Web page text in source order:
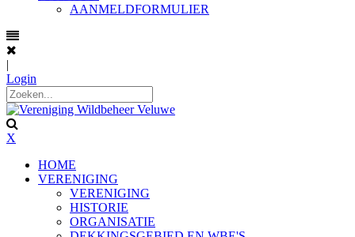
AANMELDFORMULIER
|
Login
X
HOME
VERENIGING
VERENIGING
HISTORIE
ORGANISATIE